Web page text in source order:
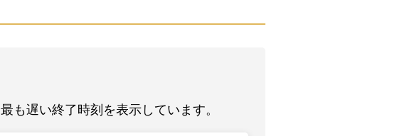
も遅い終了時刻を表示しています。